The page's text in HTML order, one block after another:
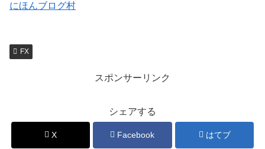
にほんブログ村
FX
スポンサーリンク
シェアする
X Facebook はてブ